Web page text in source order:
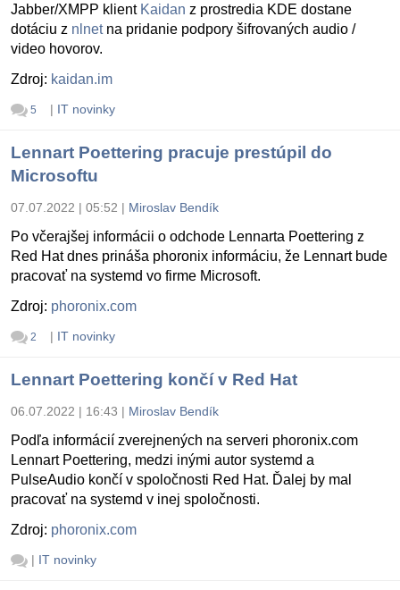
Jabber/XMPP klient Kaidan z prostredia KDE dostane
dotáciu z nlnetna pridanie podpory šifrovaných audio /
video hovorov.
Zdroj: kaidan.im
5 | IT novinky
Lennart Poettering pracuje prestúpil do
Microsoftu
07.07.2022 | 05:52 | Miroslav Bendík
Po včerajšej informácii o odchode Lennarta Poettering z
Red Hat dnes prináša phoronix informáciu, že Lennart bude
pracovať na systemd vo firme Microsoft.
Zdroj: phoronix.com
2 | IT novinky
Lennart Poettering končí v Red Hat
06.07.2022 | 16:43 | Miroslav Bendík
Podľa informácií zverejnených na serveri phoronix.com
Lennart Poettering, medzi inými autor systemd a
PulseAudio končí v spoločnosti Red Hat. Ďalej by mal
pracovať na systemd v inej spoločnosti.
Zdroj: phoronix.com
| IT novinky